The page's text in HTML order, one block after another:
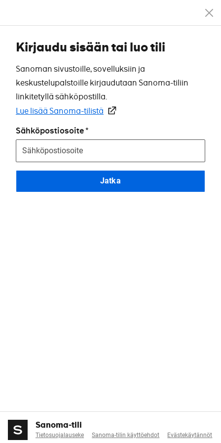
Kirjaudu sisään tai luo tili
Sanoman sivustoille, sovelluksiin ja
keskustelupalstoille kirjaudutaan Sanoma-tiliin
linkitetyllä sähköpostilla.
Lue lisää Sanoma-tilistä
Sähköpostiosoite
Jatka
Sanoma-tili
Tietosuojalauseke Sanoma-tilin käyttöehdot Evästekäytännöt